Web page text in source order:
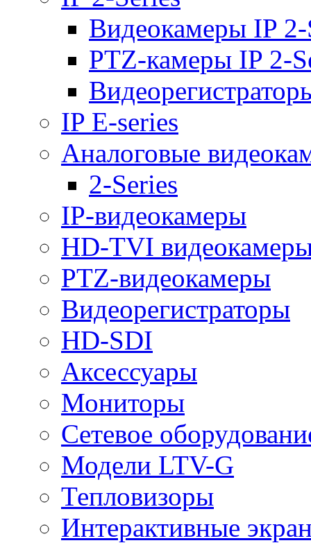
Видеокамеры IP 2-
PTZ-камеры IP 2-
IP E-series
Аналоговые
2-Series
IP-видеокамеры
HD-TVI
PTZ-видеокамеры
Видеорегистраторы
HD-SDI
Аксессуары
Мониторы
Сетевое
Модели LTV-G
Тепловизоры
Интерактивные